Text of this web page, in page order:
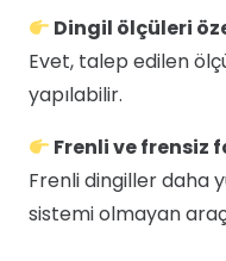
Dingil ölçüleri
Evet, talep edilen
yapılabilir.
Frenli ve frensiz
Frenli dingiller daha
sistemi olmayan